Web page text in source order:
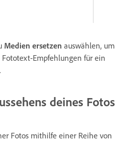
Medien ersetzen auswählen, um
Fototext-Empfehlungen für ein
deines Fotos
Fotos mithilfe einer Reihe von